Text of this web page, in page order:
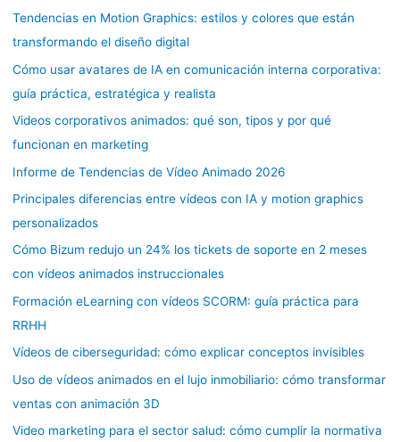
Tendencias en Motion Graphics: estilos y colores que están
transformando el diseño digital
Cómo usar avatares de IA en comunicación interna corporativa:
guía práctica, estratégica y realista
Videos corporativos animados: qué son, tipos y por qué
funcionan en marketing
Informe de Tendencias de Vídeo Animado 2026
Principales diferencias entre vídeos con IA y motion graphics
personalizados
Cómo Bizum redujo un 24% los tickets de soporte en 2 meses
con vídeos animados instruccionales
Formación eLearning con vídeos SCORM: guía práctica para
RRHH
Vídeos de ciberseguridad: cómo explicar conceptos invisibles
Uso de vídeos animados en el lujo inmobiliario: cómo transformar
ventas con animación 3D
Video marketing para el sector salud: cómo cumplir la normativa